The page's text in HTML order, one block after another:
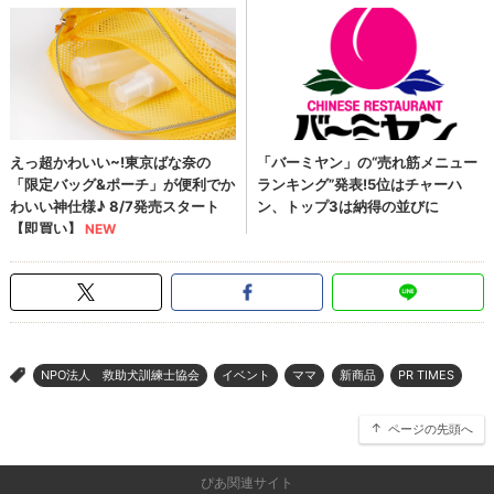
> NPO法人 救助犬訓練士協会 イベント ママ 新商品 PR TIMES
ページの先頭へ
ぴあ関連サイト